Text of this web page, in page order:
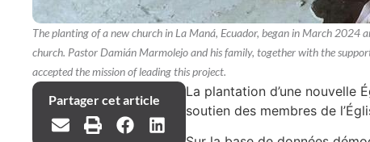
The planting of a new church in La Maná, Ecuador, began in March 2024
church. Pastor Damián Marmolejo and his family, together with the
accepted the mission of leading this project.
Partager cet article
La plantation d’une nouvelle
soutien des membres de